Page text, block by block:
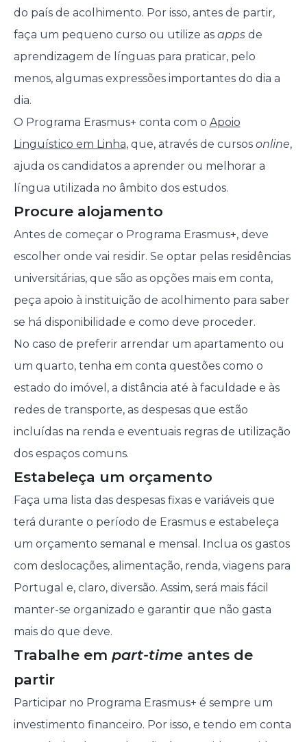
do país de acolhimento. Por isso, antes de partir,
faça um pequeno curso ou utilize as appsde
aprendizagem de línguas para praticar, pelo
menos, algumas expressões importantes do dia a
dia.
O Programa Erasmus+ conta com o Apoio
Linguístico em Linha, que, através de cursos online,
ajuda os candidatos a aprender ou melhorar a
língua utilizada no âmbito dos estudos.
Procure alojamento
Antes de começar o Programa Erasmus+, deve
escolher onde vai residir. Se optar pelas residências
universitárias, que são as opções mais em conta,
peça apoio à instituição de acolhimento para saber
se há disponibilidade e como deve proceder.
No caso de preferir arrendar um apartamento ou
um quarto, tenha em conta questões como o
estado do imóvel, a distância até à faculdade e às
redes de transporte, as despesas que estão
incluídas na renda e eventuais regras de utilização
dos espaços comuns.
Estabeleça um orçamento
Faça uma lista das despesas fixas e variáveis que
terá durante o período de Erasmus e estabeleça
um orçamento semanal e mensal. Inclua os gastos
com deslocações, alimentação, renda, viagens para
Portugal e, claro, diversão. Assim, será mais fácil
manter-se organizado e garantir que não gasta
mais do que deve.
Trabalhe em part-timeantes de
partir
Participar no Programa Erasmus+ é sempre um
investimento financeiro. Por isso, e tendo em conta